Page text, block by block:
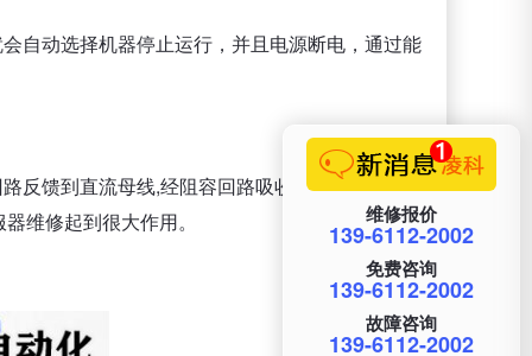
自动选择机器停止运行，并且电源断电，通过能
反馈到直流母线,经阻容回路吸收，说到电磁轴，
维修起到很大作用。
维修报价
139-6112-2002
免费咨询
139-6112-2002
故障咨询
139-6112-2002